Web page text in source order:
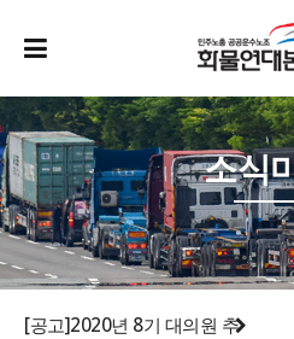
소식
[공고]2020년 8기 대의원 추